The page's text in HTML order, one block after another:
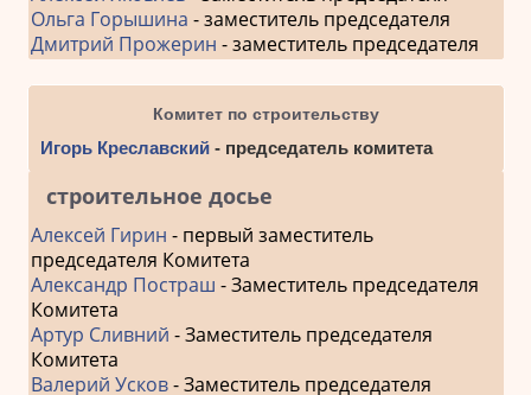
Ольга Горышина - заместитель председателя
Дмитрий Прожерин - заместитель председателя
Комитет по строительству
Игорь Креславский - председатель комитета
строительное досье
Алексей Гирин - первый заместитель
председателя Комитета
Александр Постраш - Заместитель председателя
Комитета
Артур Сливний - Заместитель председателя
Комитета
Валерий Усков- Заместитель председателя